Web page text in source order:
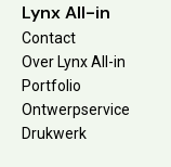
Lynx All-in
Contact
Over Lynx All-in
Portfolio
Ontwerpservice
Drukwerk